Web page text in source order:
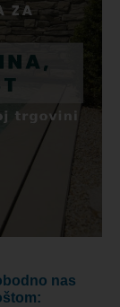
nas